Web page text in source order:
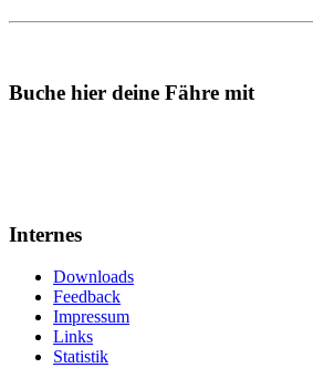
Buche hier deine Fähre mit
Internes
Downloads
Feedback
Impressum
Links
Statistik